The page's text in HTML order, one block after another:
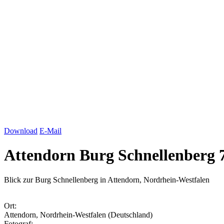
Download E-Mail
Attendorn Burg Schnellenberg
Blick zur Burg Schnellenberg in Attendorn, Nordrhein-Westfalen
Ort:
Attendorn, Nordrhein-Westfalen (Deutschland)